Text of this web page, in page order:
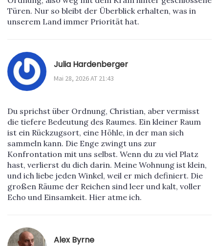
Türen. Nur so bleibt der Überblick erhalten, was in
unserem Land immer Priorität hat.
Julia Hardenberger
Mai 28, 2026 AT 21:43
Du sprichst über Ordnung, Christian, aber vermisst
die tiefere Bedeutung des Raumes. Ein kleiner Raum
ist ein Rückzugsort, eine Höhle, in der man sich
sammeln kann. Die Enge zwingt uns zur
Konfrontation mit uns selbst. Wenn du zu viel Platz
hast, verlierst du dich darin. Meine Wohnung ist klein,
und ich liebe jeden Winkel, weil er mich definiert. Die
großen Räume der Reichen sind leer und kalt, voller
Echo und Einsamkeit. Hier atme ich.
Alex Byrne